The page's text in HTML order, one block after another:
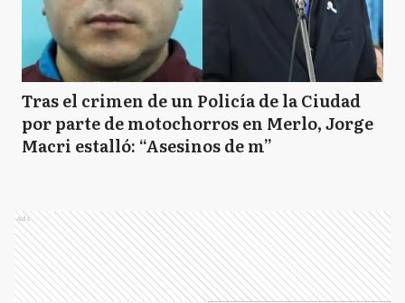
Tras el crimen de un Policía de la Ciudad
por parte de motochorros en Merlo, Jorge
Macri estalló: “Asesinos de m”
Ads